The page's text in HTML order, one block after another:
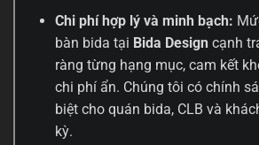
Chi phí hợp lý và minh bạch:
bàn bida tại Bida Designcạnh
ràng từng hạng mục, cam kết
chi phí ẩn. Chúng tôi có chính
biệt cho quán bida, CLB và
kỳ.